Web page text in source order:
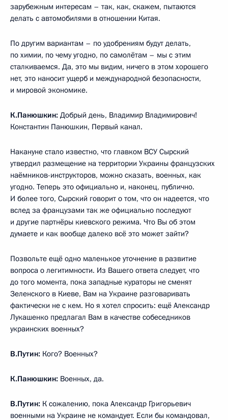
зарубежным интересам – так, как, скажем, пытаются
делать с автомобилями в отношении Китая.
По другим вариантам – по удобрениям будут делать,
по химии, по чему угодно, по самолётам – мы с этим
сталкиваемся. Да, это мы видим, ничего в этом хорошего
нет, это наносит ущерб и международной безопасности,
и мировой экономике.
К.Панюшкин: Добрый день, Владимир Владимирович!
Константин Панюшкин, Первый канал.
Накануне стало известно, что главком ВСУ Сырский
утвердил размещение на территории Украины французских
наёмников-инструкторов, можно сказать, военных, как
угодно. Теперь это официально и, наконец, публично.
И более того, Сырский говорит о том, что он надеется, что
вслед за французами так же официально последуют
и другие партнёры киевского режима. Что Вы об этом
думаете и как вообще далеко всё это может зайти?
Позвольте ещё одно маленькое уточнение в развитие
вопроса о легитимности. Из Вашего ответа следует, что
до того момента, пока западные кураторы не сменят
Зеленского в Киеве, Вам на Украине разговаривать
фактически не с кем. Но я хотел спросить: ещё Александр
Лукашенко предлагал Вам в качестве собеседников
украинских военных?
В.Путин: Кого? Военных?
К.Панюшкин: Военных, да.
В.Путин: К сожалению, пока Александр Григорьевич
военными на Украине не командует. Если бы командовал,